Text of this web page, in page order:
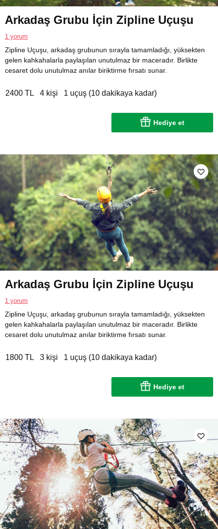
Arkadaş Grubu İçin Zipline Uçuşu
1 yorum
Zipline Uçuşu, arkadaş grubunun sırayla tamamladığı, yüksekten
gelen kahkahalarla paylaşılan unutulmaz bir maceradır. Birlikte
cesaret dolu unutulmaz anılar biriktirme fırsatı sunar.
2400 TL 4 kişi 1 uçuş (10 dakikaya kadar)
Hediye et
Arkadaş Grubu İçin Zipline Uçuşu
1 yorum
Zipline Uçuşu, arkadaş grubunun sırayla tamamladığı, yüksekten
gelen kahkahalarla paylaşılan unutulmaz bir maceradır. Birlikte
cesaret dolu unutulmaz anılar biriktirme fırsatı sunar.
1800 TL 3 kişi 1 uçuş (10 dakikaya kadar)
Hediye et